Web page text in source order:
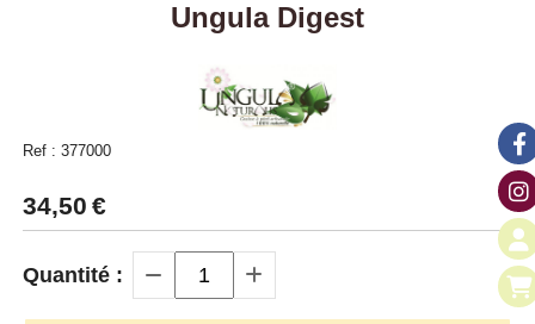
Ungula Digest
Ref : 377000
34,50 €
Quantité :